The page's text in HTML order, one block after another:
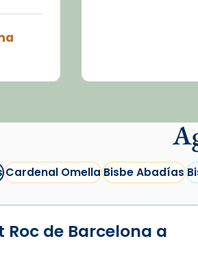
de
Cardenal OmellaBisbe Abadías
Roc de Barcelona a